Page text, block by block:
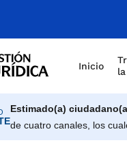
Inicio
Estimado(a)
de cuatro canales, los